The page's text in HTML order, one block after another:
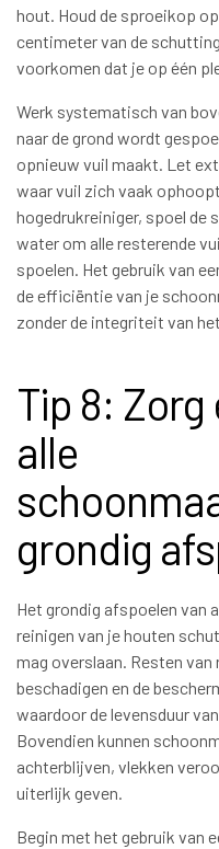
hout. Houd de sproeikop
centimeter van de
voorkomen dat je op één
Werk systematisch van
naar de grond wordt
opnieuw vuil maakt. Let
waar vuil zich vaak
hogedrukreiniger, spoel de
water om alle resterende
spoelen. Het gebruik van
de efficiëntie van je
zonder de integriteit van
Tip 8:
alle
grondig
Het grondig afspoelen van
reinigen van je houten
mag overslaan. Resten
beschadigen en de
waardoor de levensduur
Bovendien kunnen
achterblijven, vlekken
uiterlijk geven.
Begin met het gebruik van